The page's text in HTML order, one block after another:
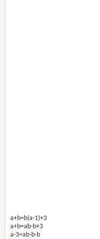
a+b=b(a-1)+3
a+b=ab-b+3
a-3=ab-b-b